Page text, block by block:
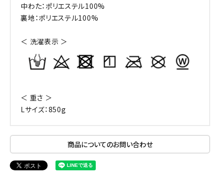
中わた：ポリエステル100%
裏地：ポリエステル100%
＜ 洗濯表示 ＞
＜ 重さ ＞
Lサイズ：850g
商品についてのお問い合わせ